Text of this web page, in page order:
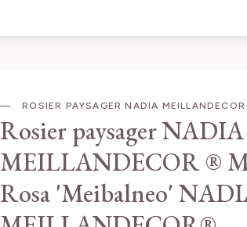
ROSIER PAYSAGER NADIA
Rosier paysager NADIA
MEILLANDECOR ®
Rosa 'Meibalneo'